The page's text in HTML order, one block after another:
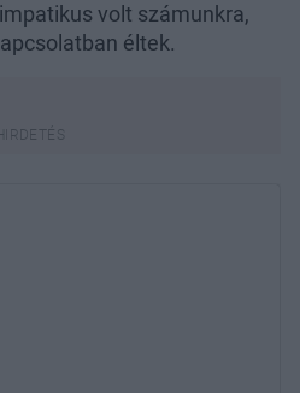
volt számunkra,
éltek.